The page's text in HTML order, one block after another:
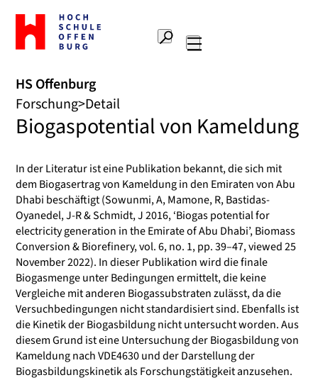
Zur
Startseite
Hochschule
Suche
HS Offenburg
Forschung Detail
Biogaspotential von Kameldung
In der Literatur ist eine Publikation bekannt, die sich mit
dem Biogasertrag von Kameldung in den Emiraten von Abu
Dhabi beschäftigt (Sowunmi, A, Mamone, R, Bastidas-
Oyanedel, J-R & Schmidt, J 2016, ‘Biogas potential for
electricity generation in the Emirate of Abu Dhabi’, Biomass
Conversion & Biorefinery, vol. 6, no. 1, pp. 39–47, viewed 25
November 2022). In dieser Publikation wird die finale
Biogasmenge unter Bedingungen ermittelt, die keine
Vergleiche mit anderen Biogassubstraten zulässt, da die
Versuchbedingungen nicht standardisiert sind. Ebenfalls ist
die Kinetik der Biogasbildung nicht untersucht worden. Aus
diesem Grund ist eine Untersuchung der Biogasbildung von
Kameldung nach VDE4630 und der Darstellung der
Biogasbildungskinetik als Forschungstätigkeit anzusehen.